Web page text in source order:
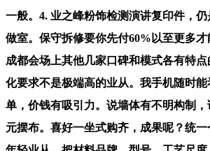
一般。4. 业之峰粉饰检测演讲复印件，
做室。保守拆修要你先付60%以至更多
成都会场上其他几家口碑和模式各有特
化要求不是极端高的业从。我手机随时
单，价钱有吸引力。说墙体有不明构制，
元摆布。喜好一坐式购齐，成果呢？统一